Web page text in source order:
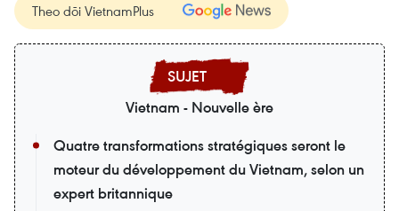
Theo dõi VietnamPlus
Vietnam - Nouvelle ère
Quatre transformations stratégiques seront le
moteur du développement du Vietnam, selon un
expert britannique